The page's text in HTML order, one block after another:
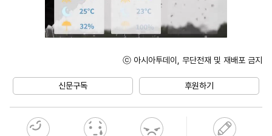
ⓒ 아시아투데이, 무단전재 및 재배포 금지
신문구독 후원하기